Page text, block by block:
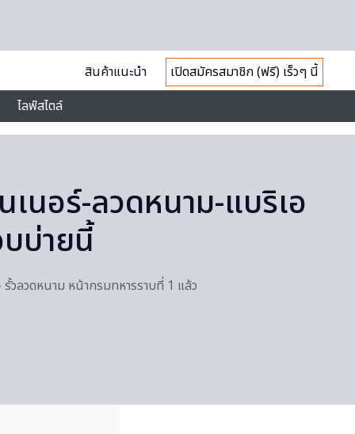
สินค้าแนะนำ
เปิดสมัครสมาชิก (ฟรี) เร็วๆ นี้
ไลฟ์สไตล์
นอร์-ลวดหนาม-แบริเอ
บ่ายนี้
วลวดหนาม หน้ากรมทหารราบที่ 1 แล้ว